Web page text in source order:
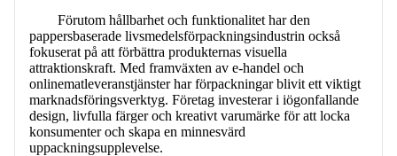
Förutom hållbarhet och funktionalitet har den
pappersbaserade livsmedelsförpackningsindustrin också
fokuserat på att förbättra produkternas visuella
attraktionskraft. Med framväxten av e-handel och
onlinematleveranstjänster har förpackningar blivit ett viktigt
marknadsföringsverktyg. Företag investerar i iögonfallande
design, livfulla färger och kreativt varumärke för att locka
konsumenter och skapa en minnesvärd
uppackningsupplevelse.